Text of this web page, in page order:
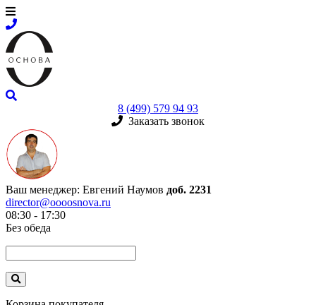
8 (499) 579 94 93
Заказать звонок
Ваш менеджер: Евгений Наумов доб. 2231
director@oooosnova.ru
08:30 - 17:30
Без обеда